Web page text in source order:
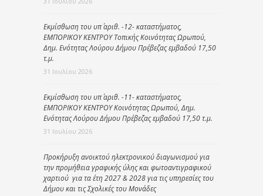
Εκμίσθωση του υπ΄ αριθ. -12- καταστήματος,
ΕΜΠΟΡΙΚΟΥ ΚΕΝΤΡΟΥ Τοπικής Κοινότητας Ωρωπού,
Δημ. Ενότητας Λούρου Δήμου Πρέβεζας εμβαδού 17,50
τ.μ.
31 Ιουλίου 2026
Εκμίσθωση του υπ΄ αριθ. -11- καταστήματος,
ΕΜΠΟΡΙΚΟΥ ΚΕΝΤΡΟΥ Κοινότητας Ωρωπού, Δημ.
Ενότητας Λούρου Δήμου Πρέβεζας εμβαδού 17,50 τ.μ.
31 Ιουλίου 2026
Προκήρυξη ανοικτού ηλεκτρονικού διαγωνισμού για
την προμήθεια γραφικής ύλης και φωτοαντιγραφικού
χαρτιού για τα έτη 2027 & 2028 για τις υπηρεσίες του
Δήμου και τις Σχολικές του Μονάδες